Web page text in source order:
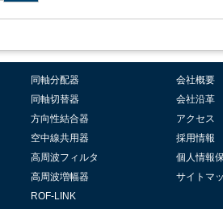
同軸分配器
同軸切替器
方向性結合器
空中線共用器
高周波フィルタ
高周波増幅器
ROF-LINK
会社概要
会社沿革
アクセス
採用情報
個人情報
サイトマ